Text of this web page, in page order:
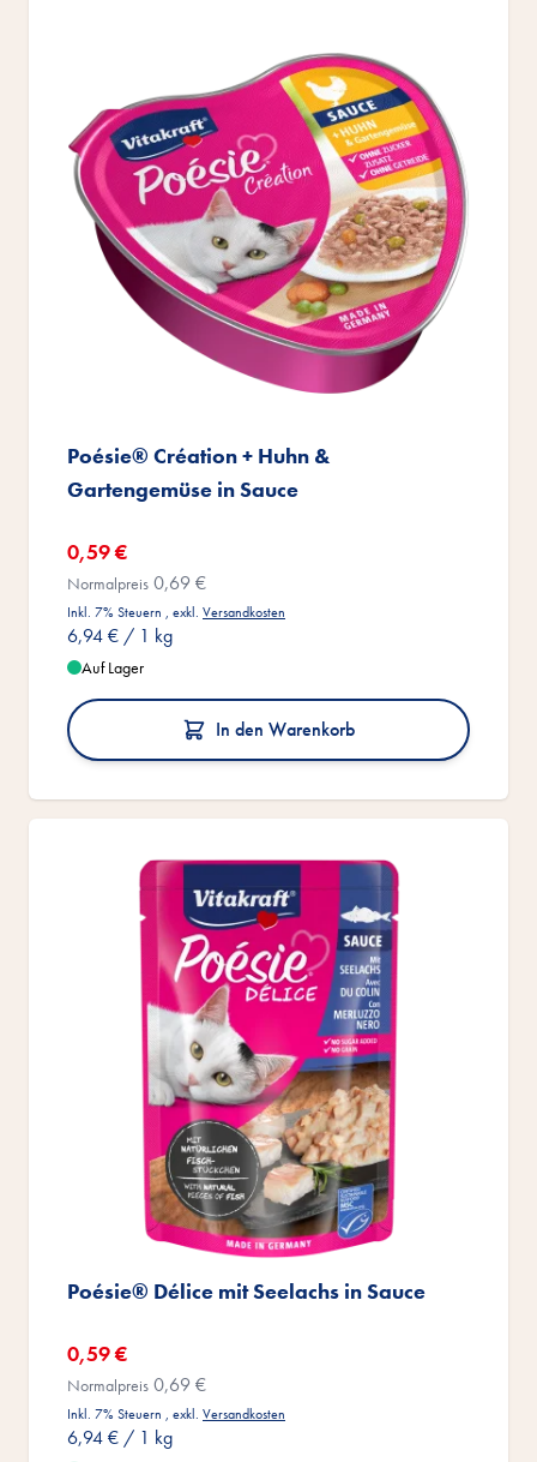
Poésie® Création + Huhn &
Gartengemüse in Sauce
Sonderangebot
0,59 €
Normalpreis 0,69 €
Inkl. 7% Steuern , exkl. Versandkosten
6,94 € / 1 kg
Auf Lager
In den Warenkorb
Poésie® Délice mit Seelachs in Sauce
Sonderangebot
0,59 €
Normalpreis 0,69 €
Inkl. 7% Steuern , exkl. Versandkosten
6,94 € / 1 kg